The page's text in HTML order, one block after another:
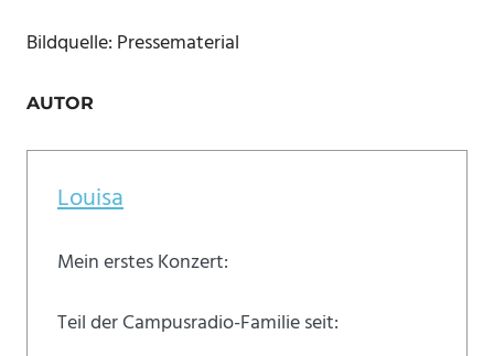
Bildquelle: Pressematerial
AUTOR
Louisa
Mein erstes Konzert:
Teil der Campusradio-Familie seit: